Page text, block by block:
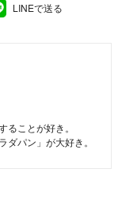
LINEで送る
ことが好き。
ダパン」が大好き。